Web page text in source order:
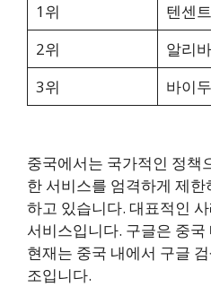
1위
텐센트
2위
알리
3위
바이두
중국에서는 국가적인 정책
한 서비스를 엄격하게 제
하고 있습니다. 대표적인
서비스입니다. 구글은 중
현재는 중국 내에서 구글
조입니다.